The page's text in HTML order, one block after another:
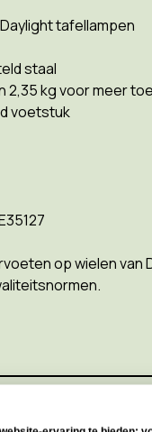
tafellampen
staal
2,35 kg voor meer
voetstuk
op wielen van